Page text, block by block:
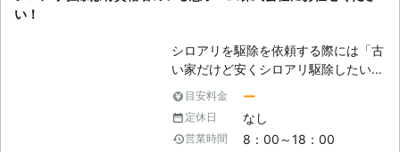
心に地域にお住まいのお客様からシロ
アリ駆除＆予防消毒のご依頼を承って
いる床下工事に強い総合リフォームの
会社です。（水回りリフォームや内装
リフォームでもご依頼をいただいてお
い！
シロアリを駆除を依頼する際には「古
い家だけど安くシロアリ駆除したい」
「技術が確かな業者に任せたい」と業
者探しもこだわりたいですよね。 そ
んなときは悠ホーム株式会社にシロア
リ駆除をお任せください。当店は築年
目安料金 ー
定休日 なし
営業時間 8：00～18：00